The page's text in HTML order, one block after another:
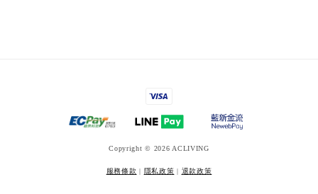
Copyright © 2026 ACLIVING
服務條款 | 隱私政策 | 退款政策